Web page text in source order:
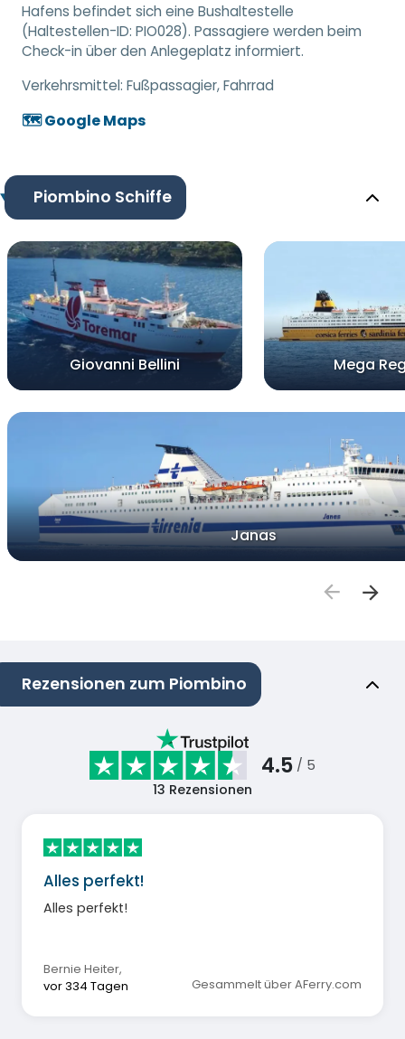
Hafens befindet sich eine Bushaltestelle
(Haltestellen-ID: PIO028). Passagiere werden beim
Check-in über den Anlegeplatz informiert.
Verkehrsmittel: Fußpassagier, Fahrrad
🗺️ Google Maps
Piombino Schiffe
Giovanni Bellini Mega
Janas
Rezensionen zum Piombino
4.5 / 5
13 Rezensionen
Alles perfekt!
Alles perfekt!
Bernie Heiter,
vor 334 Tagen
Gesammelt über AFerry.com